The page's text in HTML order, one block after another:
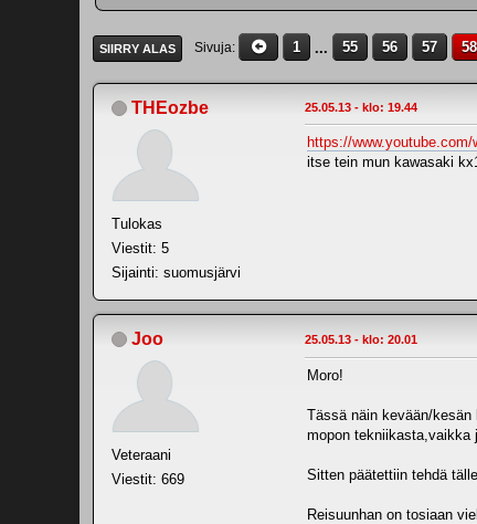
SIIRRY ALAS Sivuja 1 ... 55 56 57 58
THEozbe
Tulokas
Viestit: 5
Sijainti: suomusjärvi
25.05.13 - klo: 19.44
https://
itse tein mun kawasaki
Joo
Veteraani
Viestit: 669
25.05.13 - klo: 20.01
Moro!
Tässä näin kevään/
mopon tekniikasta,vaikka
Sitten päätettiin tehdä
Reisuunhan on tosiaan